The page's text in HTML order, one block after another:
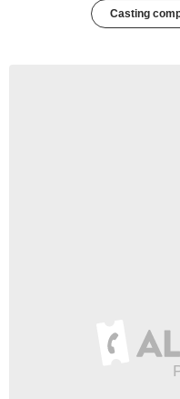
Casting